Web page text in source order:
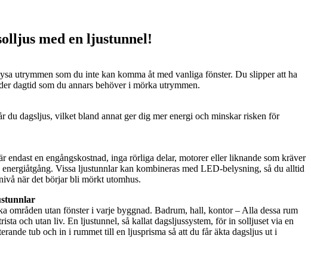
med en ljustunnel!
utrymmen som du inte kan komma åt med vanliga fönster. Du slipper att ha
dagtid som du annars behöver i mörka utrymmen.
du dagsljus, vilket bland annat ger dig mer energi och minskar risken för
endast en engångskostnad, inga rörliga delar, motorer eller liknande som kräver
Vissa ljustunnlar kan kombineras med LED-belysning, så du alltid
när det börjar bli mörkt utomhus.
områden utan fönster i varje byggnad. Badrum, hall, kontor – Alla dessa rum
och utan liv. En ljustunnel, så kallat dagsljussystem, för in solljuset via en
tub och in i rummet till en ljusprisma så att du får äkta dagsljus ut i